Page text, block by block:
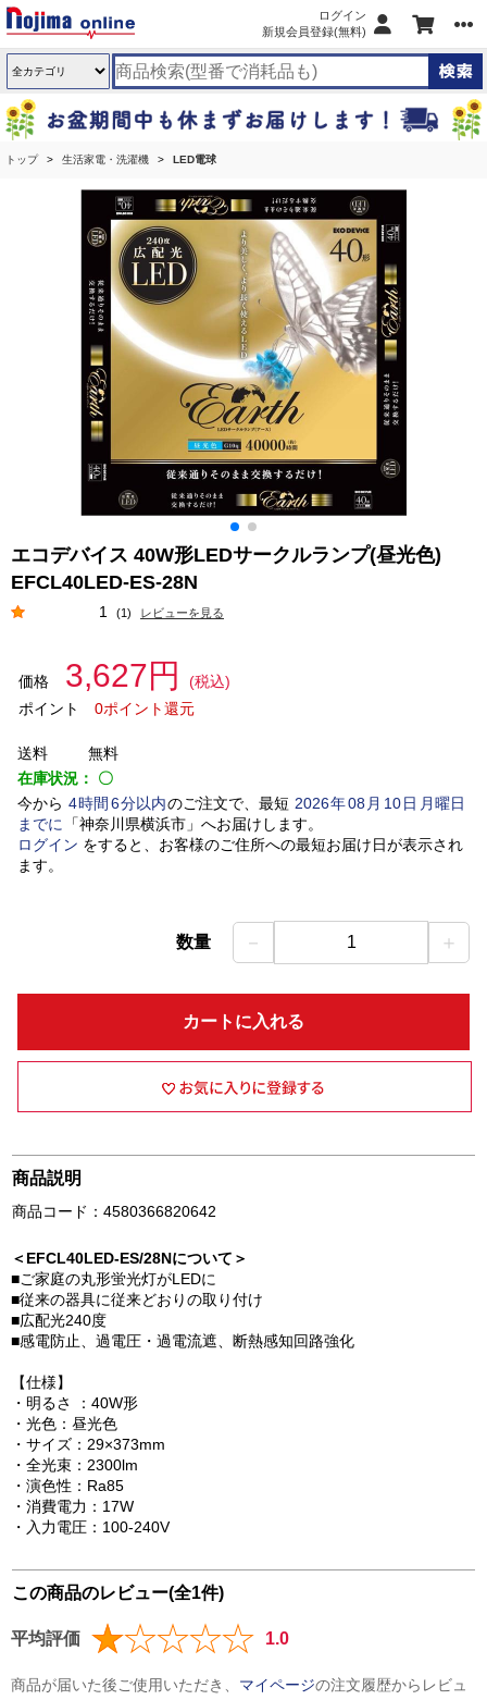
ログイン
新規会員登録(無料)
トップ 生活家電・洗濯機 LED電球
エコデバイス 40W形LEDサークルランプ(昼光色)
EFCL40LED-ES-28N
1 (1) レビューを見る
価格 3,627円
(税込)
ポイント
0ポイント還元
送料
無料
在庫状況： 〇
今から 4時間 6分以内のご注文で、最短 2026年08 月 10日月曜日
までに
「神奈川県横浜市」 へお届けします。
ログイン をすると、お客様のご住所への最短お届け日が表示され
ます。
数量 － 1 ＋
カートに入れる
商品説明
商品コード：4580366820642
＜EFCL40LED-ES/28Nについて＞
■ご家庭の丸形蛍光灯がLEDに
■従来の器具に従来どおりの取り付け
■広配光240度
■感電防止、過電圧・過電流遮、断熱感知回路強化
【仕様】
・明るさ ：40W形
・光色：昼光色
・サイズ：29×373mm
・全光束：2300lm
・演色性：Ra85
・消費電力：17W
・入力電圧：100-240V
この商品のレビュー(全1件)
平均評価 1.0
商品が届いた後ご使用いただき、 マイページの注文履歴からレビュ